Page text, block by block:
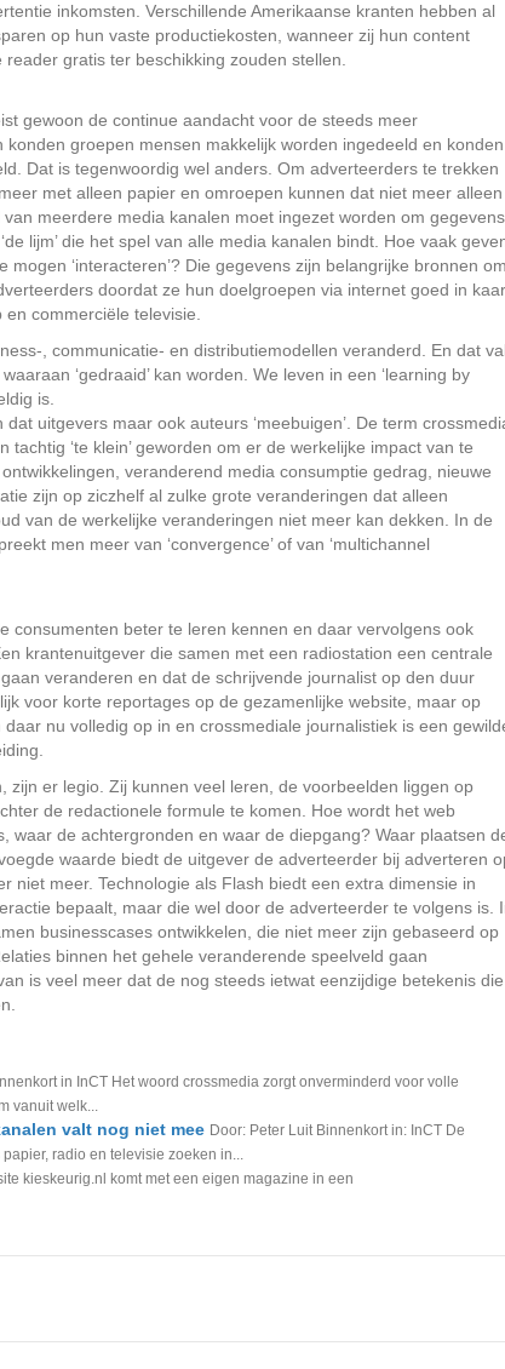
inkomsten. Verschillende Amerikaanse kranten hebben al
op hun vaste productiekosten, wanneer zij hun content
gratis ter beschikking zouden stellen.
gewoon de continue aandacht voor de steeds meer
groepen mensen makkelijk worden ingedeeld en konden
Dat is tegenwoordig wel anders. Om adverteerders te trekken
met alleen papier en omroepen kunnen dat niet meer alleen
meerdere media kanalen moet ingezet worden om gegevens
lijm’ die het spel van alle media kanalen bindt. Hoe vaak
‘interacteren’? Die gegevens zijn belangrijke bronnen om
doordat ze hun doelgroepen via internet goed in
commerciële televisie.
, communicatie- en distributiemodellen veranderd. En dat
‘gedraaid’ kan worden. We leven in een ‘learning by
is.
uitgevers maar ook auteurs ‘meebuigen’. De term
‘te klein’ geworden om er de werkelijke impact van te
veranderend media consumptie gedrag, nieuwe
zijn op ziczhelf al zulke grote veranderingen dat alleen
van de werkelijke veranderingen niet meer kan dekken. In de
men meer van ‘convergence’ of van ‘multichannel
consumenten beter te leren kennen en daar vervolgens ook
krantenuitgever die samen met een radiostation een centrale
veranderen en dat de schrijvende journalist op den duur
voor korte reportages op de gezamenlijke website, maar op
nu volledig op in en crossmediale journalistiek is een
er legio. Zij kunnen veel leren, de voorbeelden liggen op
de redactionele formule te komen. Hoe wordt het web
waar de achtergronden en waar de diepgang? Waar plaatsen
waarde biedt de uitgever de adverteerder bij adverteren
niet meer. Technologie als Flash biedt een extra dimensie in
bepaalt, maar die wel door de adverteerder te volgens is.
businesscases ontwikkelen, die niet meer zijn gebaseerd op
binnen het gehele veranderende speelveld gaan
is veel meer dat de nog steeds ietwat eenzijdige betekenis die
in InCT Het woord crossmedia zorgt onverminderd voor volle
vanuit welk...
valt nog niet mee Door: Peter Luit Binnenkort in: InCT De
radio en televisie zoeken in...
kieskeurig.nl komt met een eigen magazine in een